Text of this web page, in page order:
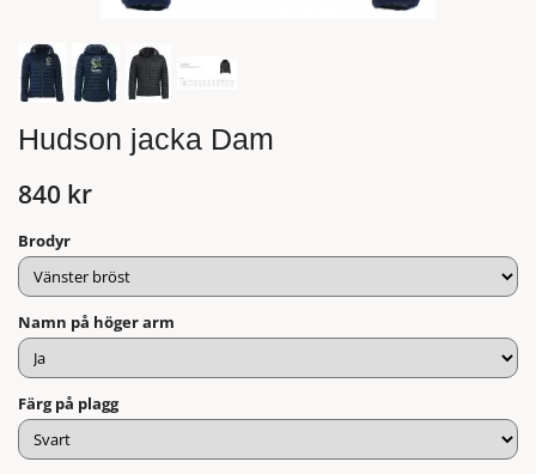
Hudson jacka Dam
840 kr
Brodyr
Namn på höger arm
Färg på plagg